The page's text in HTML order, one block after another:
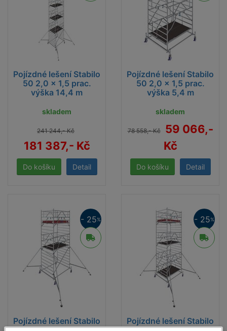
Pojízdné lešení Stabilo
50 2,0 x 1,5 prac.
výška 14,4 m
skladem
241 244,- Kč
181 387,- Kč
Detail
Pojízdné lešení Stabilo
50 2,0 x 1,5 prac.
výška 5,4 m
skladem
78 558,- Kč
59 066,-
Kč
Detail
Pojízdné lešení Stabilo
- 25%
Pojízdné lešení Stabilo
- 25%